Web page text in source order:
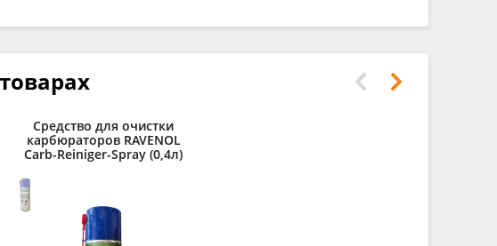
Средство для очистки
карбюраторов RAVENOL
Carb-Reiniger-Spray (0,4л)